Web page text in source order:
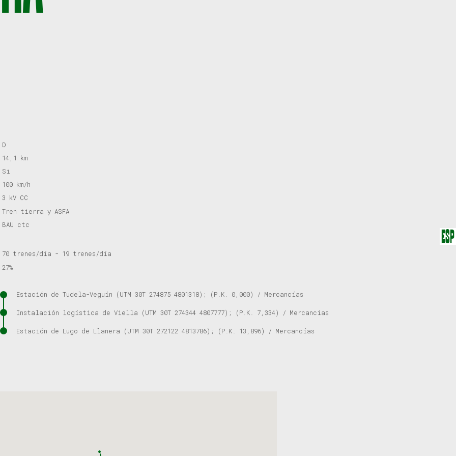
D
14,1 km
Si
100 km/h
3 kV CC
Tren tierra y ASFA
BAU ctc
70 trenes/día - 19 trenes/día
27%
Estación de Tudela-Veguín (UTM 30T 274875 4801318); (P.K. 0,000) / Mercancías
Instalación logística de Viella (UTM 30T 274344 4807777); (P.K. 7,334) / Mercancías
Estación de Lugo de Llanera (UTM 30T 272122 4813786); (P.K. 13,896) / Mercancías
ESP